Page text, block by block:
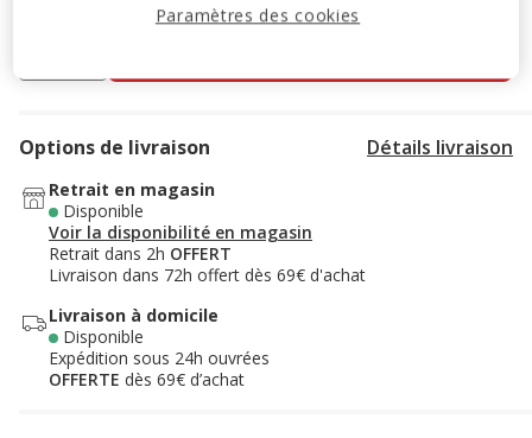
Options de livraison Détails livraison
Retrait en magasin
Disponible
Voir la disponibilité en magasin
Retrait dans 2h OFFERT
Livraison dans 72h offert dès 69€ d'achat
Livraison à domicile
Disponible
Expédition sous 24h ouvrées
OFFERTE dès 69€ d’achat
Paramètres des cookies